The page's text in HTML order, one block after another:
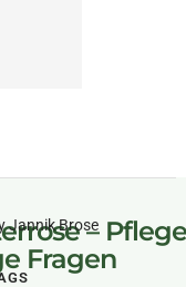
Jannik Brose
–
Fragen